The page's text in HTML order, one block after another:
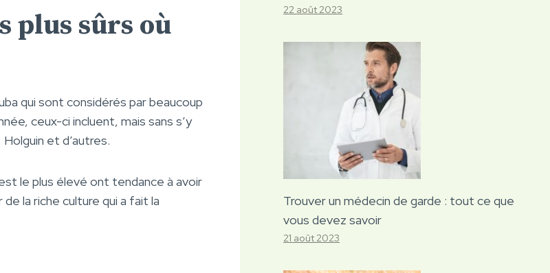
plus sûrs où
qui sont considérés par beaucoup
ceux-ci incluent, mais sans s’y
et d’autres.
le plus élevé ont tendance à avoir
la riche culture qui a fait la
22 août 2023
Trouver un médecin de garde : tout ce que
vous devez savoir
21 août 2023